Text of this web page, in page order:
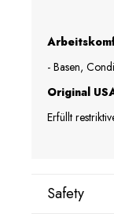
- Basen,
Original
Erfüllt
Safety